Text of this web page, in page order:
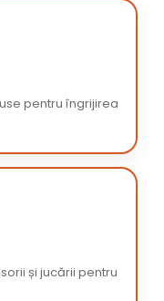
pentru îngrijirea
și jucării pentru